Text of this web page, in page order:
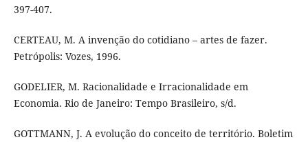
397-407.
CERTEAU, M. A invenção do cotidiano – artes de fazer.
Petrópolis: Vozes, 1996.
GODELIER, M. Racionalidade e Irracionalidade em
Economia. Rio de Janeiro: Tempo Brasileiro, s/d.
GOTTMANN, J. A evolução do conceito de território. Boletim